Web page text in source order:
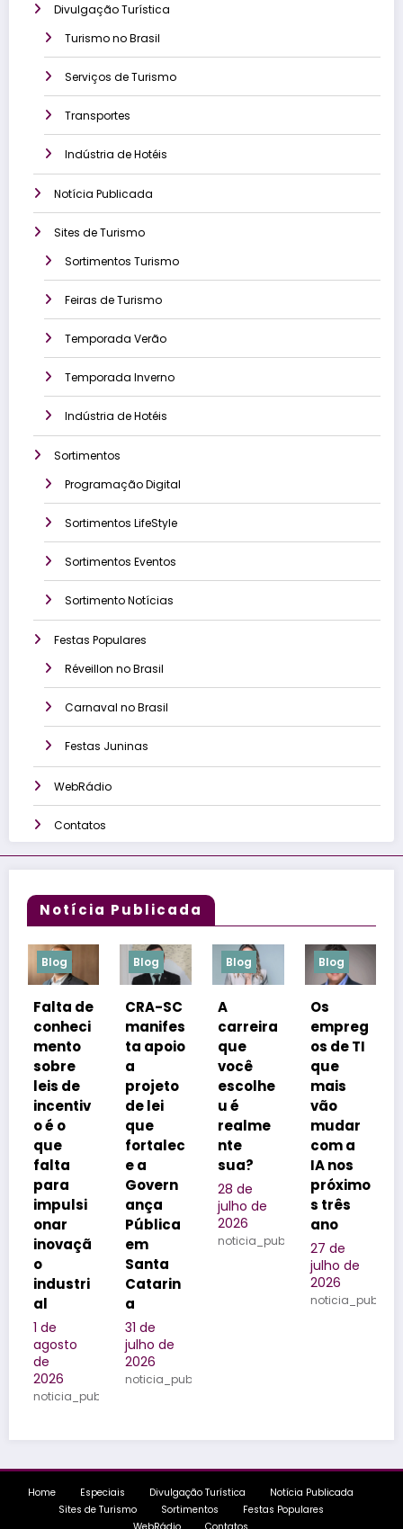
Divulgação Turística
Turismo no Brasil
Serviços de Turismo
Transportes
Indústria de Hotéis
Notícia Publicada
Sites de Turismo
Sortimentos Turismo
Feiras de Turismo
Temporada Verão
Temporada Inverno
Indústria de Hotéis
Sortimentos
Programação Digital
Sortimentos LifeStyle
Sortimentos Eventos
Sortimento Notícias
Festas Populares
Réveillon no Brasil
Carnaval no Brasil
Festas Juninas
WebRádio
Contatos
Notícia Publicada
Blog
CRA-SC
manifes
ta apoio
a
projeto
de lei
que
fortalec
e a
Govern
ança
Pública
em
Santa
Catarin
a
31 de
julho de
2026
noticia_publicada
Blog
A
carreira
que
você
escolhe
u é
realme
nte
sua?
28 de
julho de
2026
noticia_publicada
Blog
Os
empreg
os de TI
que
mais
vão
mudar
com a
IA nos
próximo
s três
ano
27 de
noticia_publicada
Blog
Inverno
em
Bariloch
e:
especia
lista dá
dicas
para
aprovei
tar a
neve
com
segura
nça
27 de
julho de
Home Especiais Divulgação Turística
Notícia Publicada
Sites de Turismo
Sortimentos
Festas Populares
WebRádio
Contatos